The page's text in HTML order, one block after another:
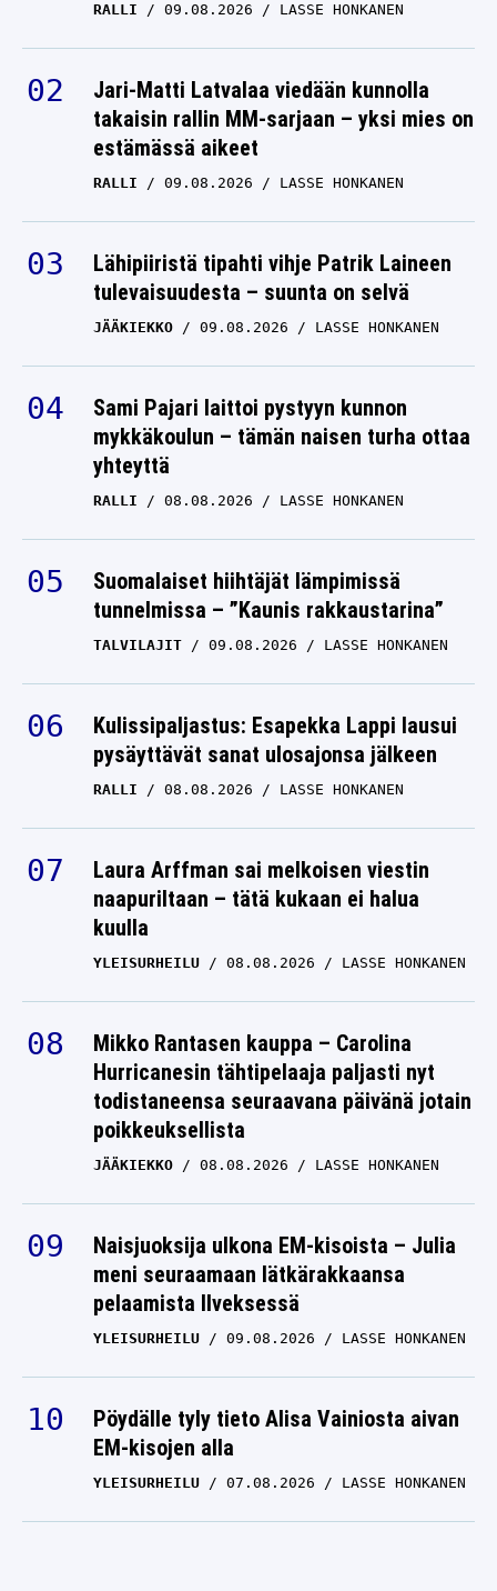
RALLI 09.08.2026 LASSE HONKANEN
Jari-Matti Latvalaa viedään kunnolla
takaisin rallin MM-sarjaan – yksi mies on
estämässä aikeet
RALLI 09.08.2026 LASSE HONKANEN
Lähipiiristä tipahti vihje Patrik Laineen
tulevaisuudesta – suunta on selvä
JÄÄKIEKKO 09.08.2026 LASSE HONKANEN
Sami Pajari laittoi pystyyn kunnon
mykkäkoulun – tämän naisen turha ottaa
yhteyttä
RALLI 08.08.2026 LASSE HONKANEN
Suomalaiset hiihtäjät lämpimissä
tunnelmissa – ”Kaunis rakkaustarina”
TALVILAJIT 09.08.2026 LASSE HONKANEN
Kulissipaljastus: Esapekka Lappi lausui
pysäyttävät sanat ulosajonsa jälkeen
RALLI 08.08.2026 LASSE HONKANEN
Laura Arffman sai melkoisen viestin
naapuriltaan – tätä kukaan ei halua
kuulla
YLEISURHEILU 08.08.2026 LASSE HONKANEN
Mikko Rantasen kauppa – Carolina
Hurricanesin tähtipelaaja paljasti nyt
todistaneensa seuraavana päivänä jotain
poikkeuksellista
JÄÄKIEKKO 08.08.2026 LASSE HONKANEN
Naisjuoksija ulkona EM-kisoista – Julia
meni seuraamaan lätkärakkaansa
pelaamista Ilveksessä
YLEISURHEILU 09.08.2026 LASSE HONKANEN
Pöydälle tyly tieto Alisa Vainiosta aivan
EM-kisojen alla
YLEISURHEILU 07.08.2026 LASSE HONKANEN